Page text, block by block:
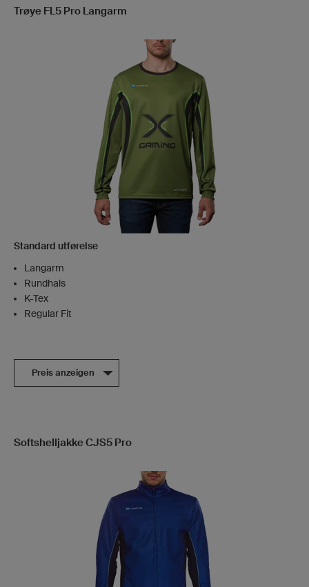
Trøye FL5 Pro Langarm
Standard utførelse
Langarm
Rundhals
K-Tex
Regular Fit
Preis anzeigen
Softshelljakke CJS5 Pro